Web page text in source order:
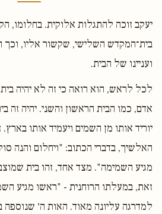
יעקב זוכה להתגלות אלוקית. בחלומו,
בית־המקדש השלישי, שקשור אליו, וכך
ועניינו של הבית.
לכל לראש, הוא רואה כי זה לא יהיה בית
אדם, כמו הבית הראשון והשני. יהיה זה
יוריד אותו מן השמים ויעמיד אותו
האלשיך, בדברי הכתוב: "ויחלום והנה
מגיע השמימה". מצד אחד, זהו בית
זאת, במעלתו הרוחנית - "ראשו מגיע
למדרגה עליונה מאוד. האות ה׳